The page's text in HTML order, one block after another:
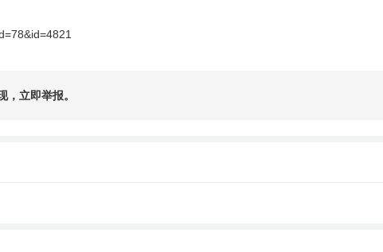
立即举报。